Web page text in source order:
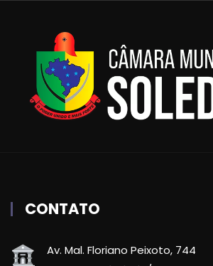
CONTATO
Av. Mal. Floriano Peixoto, 744